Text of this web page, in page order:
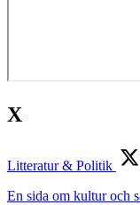
X
Litteratur & Politik
En sida om kultur och